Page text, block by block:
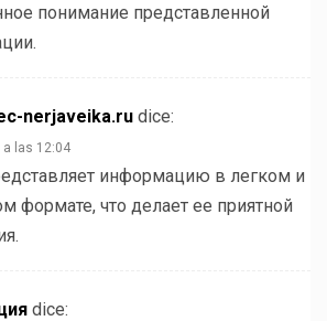
понимание представленной
nerjaveika.ru dice:
las 12:04
информацию в легком и
формате, что делает ее приятной
dice: